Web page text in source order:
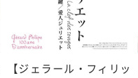
【ジェラール・フィリッ